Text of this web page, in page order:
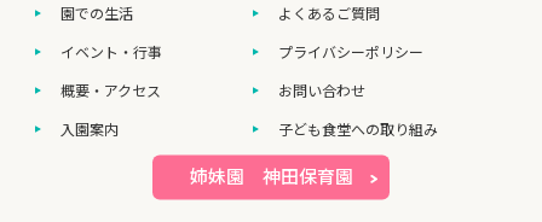
園での生活
イベント・行事
概要・アクセス
入園案内
よくあるご質問
プライバシーポリシー
お問い合わせ
子ども食堂への取り組み
姉妹園 神田保育園